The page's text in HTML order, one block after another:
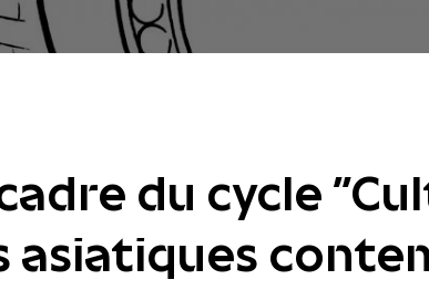
du cycle
asiatiques